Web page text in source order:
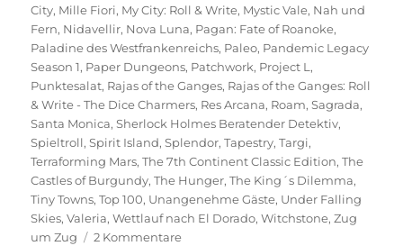
City, Mille Fiori, My City: Roll & Write, Mystic Vale, Nah und
Fern, Nidavellir, Nova Luna, Pagan: Fate of Roanoke,
Paladine des Westfrankenreichs, Paleo, Pandemic Legacy
Season 1, Paper Dungeons, Patchwork, Project L ,
Punktesalat, Rajas of the Ganges, Rajas of the Ganges: Roll
& Write - The Dice Charmers, Res Arcana, Roam,Sagrada,
Santa Monica,Sherlock Holmes Beratender Detektiv,
Spieltroll,Spirit Island,Splendor,Tapestry,Targi,
Terraforming Mars,The 7th Continent Classic Edition,The
Castles of Burgundy,The Hunger,The King´s Dilemma,
Tiny Towns,Top 100, Unangenehme Gäste, Under Falling
Skies,Valeria,Wettlauf nach El Dorado,Witchstone,Zug
um Zug
2 Kommentarezu